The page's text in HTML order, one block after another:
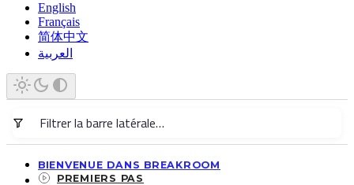
English
Français
简体中文
العربية
BIENVENUE DANS BREAKROOM
PREMIERS PAS